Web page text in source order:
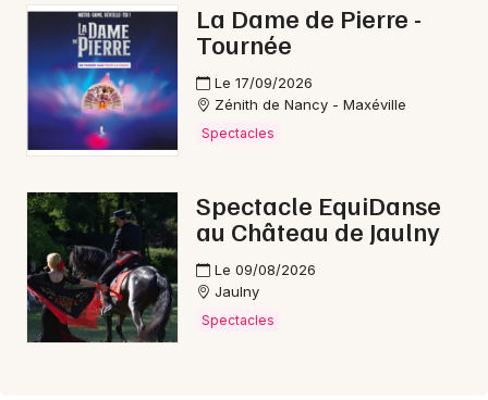
54 - Meurthe-et-Moselle
Choisir mes départements
Mon email
La Dame de Pierre -
Tournée
Le 17/09/2026
Zénith de Nancy - Maxéville
Spectacles
Spectacle EquiDanse
au Château de Jaulny
Le 09/08/2026
Jaulny
Spectacles